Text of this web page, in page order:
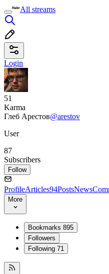
All streams
Login
51
Karma
Глеб Арестов@arestov
User
87
Subscribers
Follow
ProfileArticles94PostsNews
More
Bookmarks 895
Followers
Following 71